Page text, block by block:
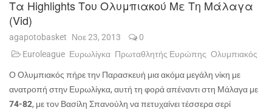
Τα Highlights Του Ολυμπιακού Με Τη Μάλαγα
(vid)
agapotobasket Νοε 23, 2013
0
Euroleague Ευρωλίγκα Πρωταθλητής Ευρώπης Ολυμπιακός
Ο Ολυμπιακός πήρε την Παρασκευή μια ακόμα μεγάλη νίκη με
ανατροπή στην Ευρωλίγκα, αυτή τη φορά απέναντι στη Μάλαγα με
74-82, με τον Βασίλη Σπανούλη να πετυχαίνει τέσσερα σερί